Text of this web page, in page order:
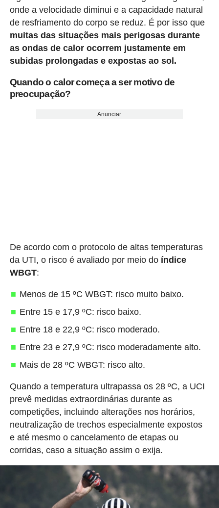
onde a velocidade diminui e a capacidade natural
de resfriamento do corpo se reduz. É por isso que
muitas das situações mais perigosas durante
as ondas de calor ocorrem justamente em
subidas prolongadas e expostas ao sol.
Quando o calor começa a ser motivo de
preocupação?
Anunciar
De acordo com o protocolo de altas temperaturas
da UTI, o risco é avaliado por meio do índice
WBGT:
Menos de 15 ºC WBGT: risco muito baixo.
Entre 15 e 17,9 ºC: risco baixo.
Entre 18 e 22,9 ºC: risco moderado.
Entre 23 e 27,9 ºC: risco moderadamente alto.
Mais de 28 ºC WBGT: risco alto.
Quando a temperatura ultrapassa os 28 ºC, a UCI
prevê medidas extraordinárias durante as
competições, incluindo alterações nos horários,
neutralização de trechos especialmente expostos
e até mesmo o cancelamento de etapas ou
corridas, caso a situação assim o exija.